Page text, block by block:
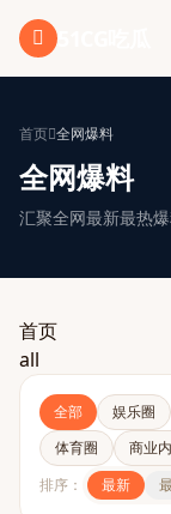
跳过导航
首页 全网爆料
全网爆料
汇聚全网最新最热
首页
all
全部 娱乐圈
体育圈
商业
排序：
最新